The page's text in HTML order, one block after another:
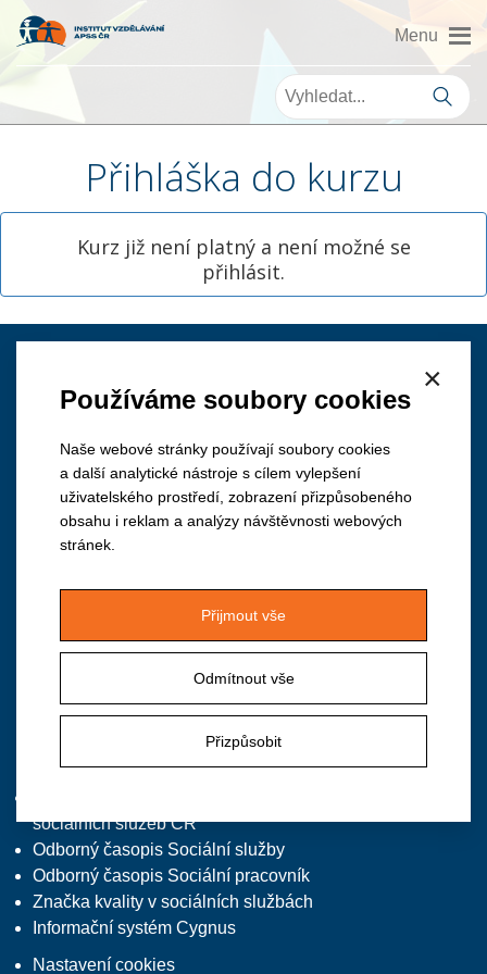
×
Používáme soubory cookies
Naše webové stránky používají soubory cookies
a další analytické nástroje s cílem vylepšení
uživatelského prostředí, zobrazení přizpůsobeného
obsahu i reklam a analýzy návštěvnosti webových
stránek.
Přijmout vše
Odmítnout vše
Přizpůsobit
Přihláška do kurzu
Kurz již není platný a není možné se
přihlásit.
Kontakt
T/F: +420 381 213 332, předvolba 2
E:institut@apsscr.cz
www.institutvzdelavani.cz
Zajímavé odkazy
sociálních služeb ČR
Odborný časopis Sociální služby
Odborný časopis Sociální pracovník
Značka kvality v sociálních službách
Informační systém Cygnus
Nastavení cookies